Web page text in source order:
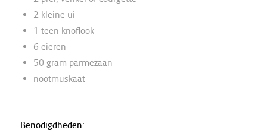
2 kleine ui
1 teen knoflook
6 eieren
50 gram parmezaan
nootmuskaat
Benodigdheden: